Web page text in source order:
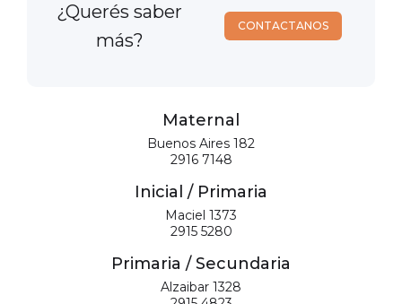
¿Querés saber
más?
CONTACTANOS
Maternal
Buenos Aires 182
2916 7148
Inicial / Primaria
Maciel 1373
2915 5280
Primaria / Secundaria
Alzaibar 1328